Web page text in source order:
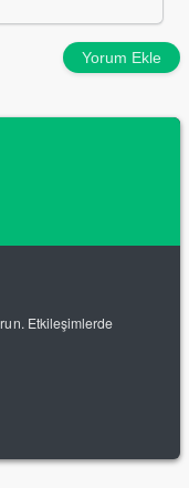
Yorum Ekle
Etkileşimlerde